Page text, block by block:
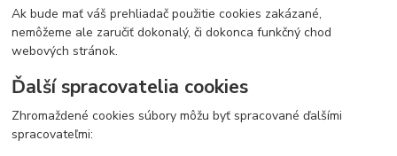
Ak bude mať váš prehliadač použitie cookies zakázané,
nemôžeme ale zaručiť dokonalý, či dokonca funkčný chod
webových stránok.
Ďalší spracovatelia cookies
Zhromaždené cookies súbory môžu byť spracované ďalšími
spracovateľmi: